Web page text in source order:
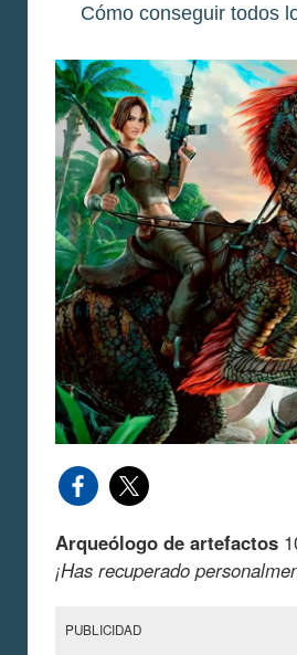
Cómo conseguir todos
Arqueólogo de artefactos
¡Has recuperado
PUBLICIDAD